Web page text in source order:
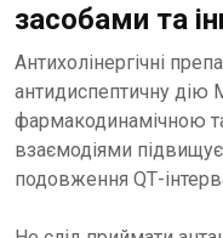
засобами та
Антихолінергічні
антидиспептичну дію
фармакодинамічною
взаємодіями
подовження QТ-